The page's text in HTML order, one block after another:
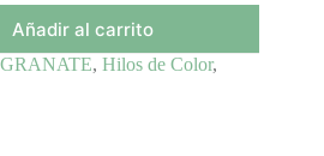
Añadir al carrito
, Hilos de Color,